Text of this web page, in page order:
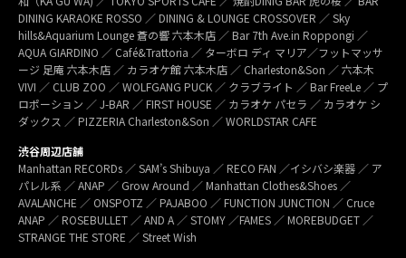
DINING KARAOKE ROSSO ／ DINING & LOUNGE CROSSOVER ／ Sky
hills&Aquarium Lounge 蒼の響 六本木店 ／ Bar 7th Ave.in Roppongi ／
AQUA GIARDINO ／ Café&Trattoria ／ ターボロ ディ マリア／フットマッサ
ージ 足庵 六本木店 ／ カラオケ館 六本木店 ／ Charleston&Son ／ 六本木
VIVI ／ CLUB ZOO ／ WOLFGANG PUCK ／ クラブライト ／ Bar FreeLe ／ プ
ロポーション ／ J-BAR ／ FIRST HOUSE ／ カラオケ パセラ ／ カラオケ シ
ダックス ／ PIZZERIA Charleston&Son ／ WORLDSTAR CAFE
渋谷周辺店舗
Manhattan RECORDs ／ SAM’s Shibuya ／ RECO FAN ／イシバシ楽器 ／ ア
パレル系 ／ ANAP ／ Grow Around ／ Manhattan Clothes&Shoes ／
AVALANCHE ／ ONSPOTZ ／ PAJABOO ／ FUNCTION JUNCTION ／ Cruce
ANAP ／ ROSEBULLET ／ AND A ／ STOMY ／FAMES ／ MOREBUDGET ／
STRANGE THE STORE ／ Street Wish